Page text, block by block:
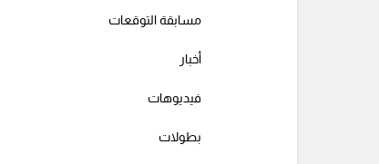
مسابقة التوقعات
أخبار
فيديوهات
بطولات